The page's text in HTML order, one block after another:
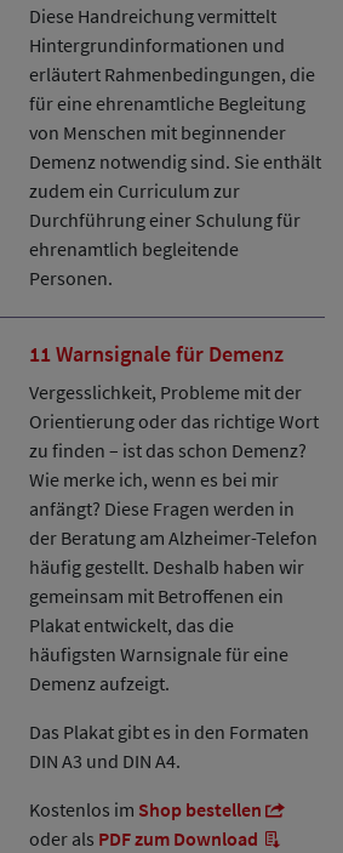
Diese Handreichung vermittelt
Hintergrundinformationen und
erläutert Rahmenbedingungen, die
für eine ehrenamtliche Begleitung
von Menschen mit beginnender
Demenz notwendig sind. Sie enthält
zudem ein Curriculum zur
Durchführung einer Schulung für
ehrenamtlich begleitende
Personen.
11 Warnsignale für Demenz
Vergesslichkeit, Probleme mit der
Orientierung oder das richtige Wort
zu finden – ist das schon Demenz?
Wie merke ich, wenn es bei mir
anfängt? Diese Fragen werden in
der Beratung am Alzheimer-Telefon
häufig gestellt. Deshalb haben wir
gemeinsam mit Betroffenen ein
Plakat entwickelt, das die
häufigsten Warnsignale für eine
Demenz aufzeigt.
Das Plakat gibt es in den Formaten
DIN A3 und DIN A4.
Kostenlos im Shop bestellen
oder als PDF zum Download